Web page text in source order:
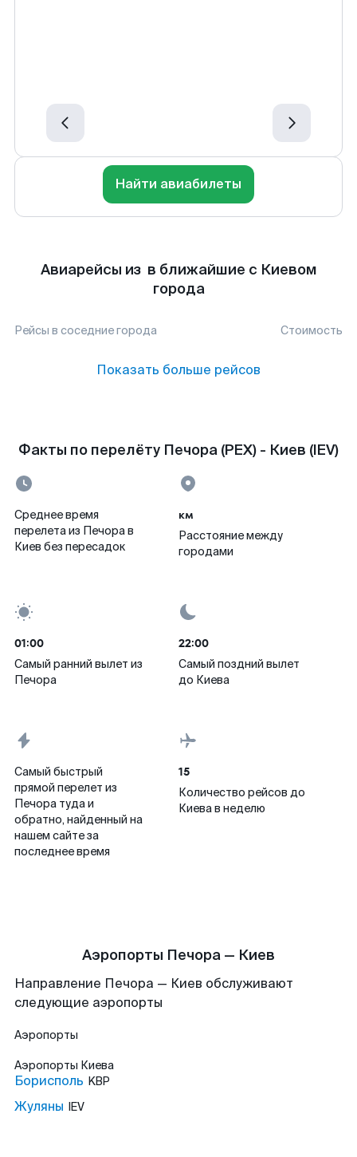
Найти авиабилеты
Авиарейсы из в ближайшие с Киевом
города
Рейсы в соседние города Стоимость
Показать больше рейсов
Факты по перелёту Печора (PEX) - Киев (IEV)
Среднее время
перелета из Печора в
Киев без пересадок
км
Расстояние между
городами
01:00
Самый ранний вылет из
Печора
22:00
Самый поздний вылет
до Киева
Самый быстрый
прямой перелет из
Печора туда и
обратно, найденный на
нашем сайте за
последнее время
15
Количество рейсов до
Киева в неделю
Аэропорты Печора — Киев
Направление Печора — Киев обслуживают
следующие аэропорты
Аэропорты
Аэропорты Киева
Борисполь KBP
Жуляны IEV